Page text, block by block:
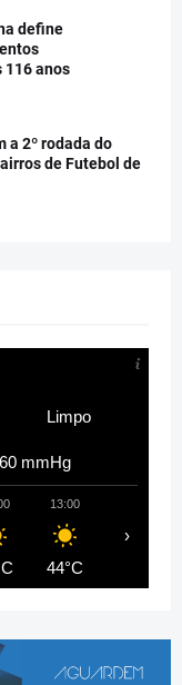
define
116 anos
a 2º rodada do
de Futebol de
Limpo
mmHg
13:00
44°C
›